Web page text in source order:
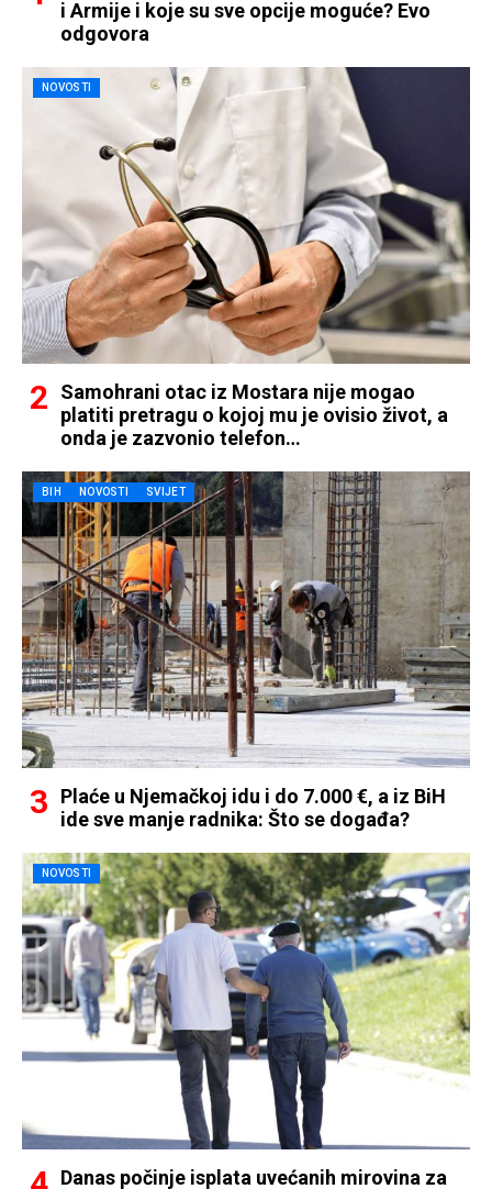
i Armije i koje su sve opcije moguće? Evo
odgovora
NOVOSTI
Samohrani otac iz Mostara nije mogao
platiti pretragu o kojoj mu je ovisio život, a
onda je zazvonio telefon…
BIH NOVOSTI SVIJET
Plaće u Njemačkoj idu i do 7.000 €, a iz BiH
ide sve manje radnika: Što se događa?
NOVOSTI
Danas počinje isplata uvećanih mirovina za